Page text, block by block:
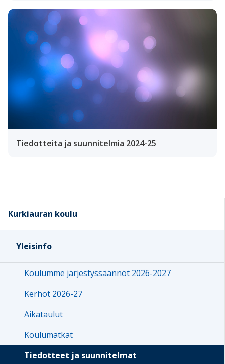
Tiedotteita ja suunnitelmia 2024-25
Kurkiauran koulu
Yleisinfo
Koulumme järjestyssäännöt 2026-2027
Kerhot 2026-27
Aikataulut
Koulumatkat
Tiedotteet ja suunnitelmat